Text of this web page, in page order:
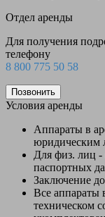
Отдел аренды
Для получения
телефону
8 800 775 50 58
Позвонить
Условия аренды
Аппараты в
юридическим
Для физ. лиц
паспортных
Заключение
Все аппараты
техническом